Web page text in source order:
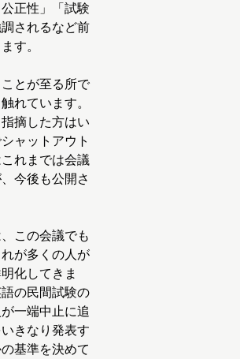
正性」「試験
されるなど前
す。
とが至る所で
れています。
摘した方はい
ャットアウト
れまでは会議
今後も公開さ
この会議でも
が多くの人が
化してきま
の民間試験の
一端中止に追
きなり発表す
基準を決めて